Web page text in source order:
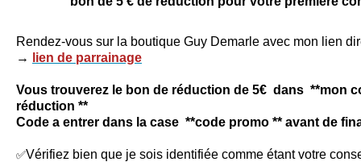
Rendez-vous sur la boutique Guy Demarle avec mon lien
→
lien de parrainage
Vous trouverez le bon de réduction de 5€ dans **mon
réduction **
Code a entrer dans la case **code promo ** avant de
✅Vérifiez bien que je sois identifiée comme étant votre